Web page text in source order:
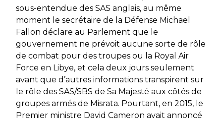
sous-entendue des SAS anglais, au même
moment le secrétaire de la Défense Michael
Fallon déclare au Parlement que le
gouvernement ne prévoit aucune sorte de rôle
de combat pour des troupes ou la Royal Air
Force en Libye, et cela deux jours seulement
avant que d’autres informations transpirent sur
le rôle des SAS/SBS de Sa Majesté aux côtés de
groupes armés de Misrata. Pourtant, en 2015, le
Premier ministre David Cameron avait annoncé